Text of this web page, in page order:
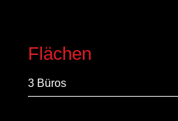
Flächen
3 Büros